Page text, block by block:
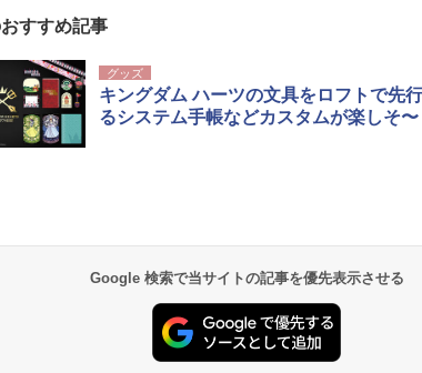
10,450円～
19,541円～
7,950円～
5,758円～
すすめ記事
グッズ
キングダム ハーツの文具をロフトで先
るシステム手帳などカスタムが楽しそ〜
Google 検索で当サイトの記事を優先表示させる